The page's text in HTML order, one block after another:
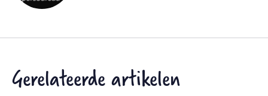
Gerelateerde artikelen